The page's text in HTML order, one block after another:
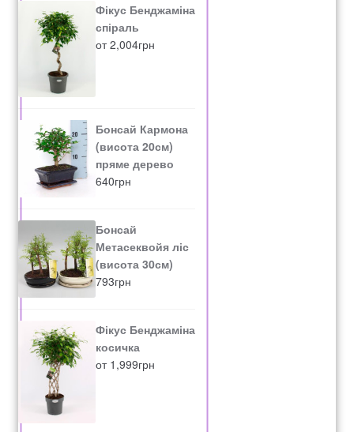
Фікус Бенджаміна
спіраль
от2,004грн
Бонсай Кармона
(висота 20см)
пряме дерево
640грн
Бонсай
Метасеквойя ліс
(висота 30см)
793грн
Фікус Бенджаміна
косичка
от 1,999грн